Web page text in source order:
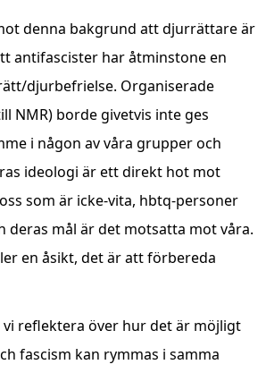
denna bakgrund att djurrättare är
antifascister har åtminstone en
djurbefrielse. Organiserade
NMR) borde givetvis inte ges
i någon av våra grupper och
ideologi är ett direkt hot mot
som är icke-vita, hbtq-personer
deras mål är det motsatta mot våra.
en åsikt, det är att förbereda
reflektera över hur det är möjligt
fascism kan rymmas i samma